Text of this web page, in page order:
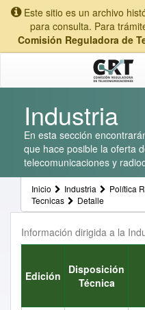
Este sitio es un archivo
para consulta. Para
Comisión Reguladora de
Industria
En esta sección
que hace posible la oferta
telecomunicaciones y
Inicio Industria Política
Tecnicas
Detalle
Información dirigida a la
Edición
Disposición
Técnica